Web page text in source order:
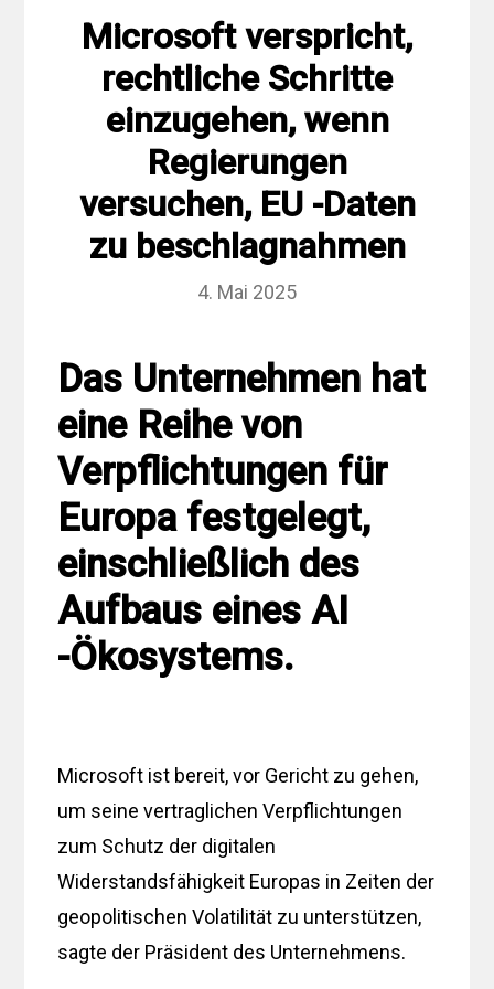
Microsoft verspricht,
rechtliche Schritte
einzugehen, wenn
Regierungen
versuchen, EU -Daten
zu beschlagnahmen
4. Mai 2025
Das Unternehmen hat
eine Reihe von
Verpflichtungen für
Europa festgelegt,
einschließlich des
Aufbaus eines AI
-Ökosystems.
Microsoft ist bereit, vor Gericht zu gehen,
um seine vertraglichen Verpflichtungen
zum Schutz der digitalen
Widerstandsfähigkeit Europas in Zeiten der
geopolitischen Volatilität zu unterstützen,
sagte der Präsident des Unternehmens.